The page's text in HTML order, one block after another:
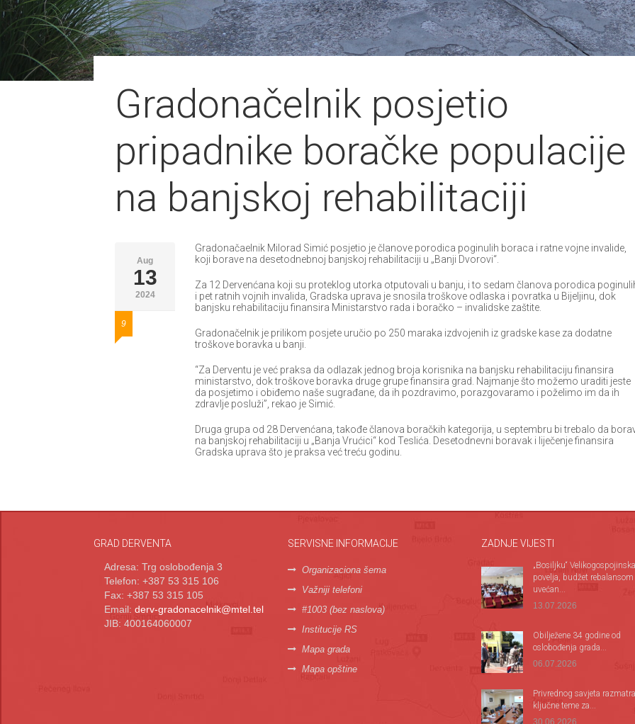
Gradonačelnik posjetio
pripadnike boračke populacije
na banjskoj rehabilitaciji
Aug
13
2024
9
Gradonačaelnik Milorad Simić posjetio je članove porodica poginulih boraca i ratne vojne invalide,
koji borave na desetodnebnoj banjskoj rehabilitaciji u „Banji Dvorovi“.
Za 12 Dervenćana koji su proteklog utorka otputovali u banju, i to sedam članova porodica
i pet ratnih vojnih invalida, Gradska uprava je snosila troškove odlaska i povratka u Bijeljinu, dok
banjsku rehabilitaciju finansira Ministarstvo rada i boračko – invalidske zaštite.
Gradonačelnik je prilikom posjete uručio po 250 maraka izdvojenih iz gradske kase za dodatne
troškove boravka u banji.
“Za Derventu je već praksa da odlazak jednog broja korisnika na banjsku rehabilitaciju finansira
ministarstvo, dok troškove boravka druge grupe finansira grad. Najmanje što možemo uraditi jeste
da posjetimo i obiđemo naše sugrađane, da ih pozdravimo, porazgovaramo i poželimo im da ih
zdravlje posluži”, rekao je Simić.
Druga grupa od 28 Dervenćana, takođe članova boračkih kategorija, u septembru bi trebalo da
na banjskoj rehabilitaciji u „Banja Vrućici“ kod Teslića. Desetodnevni boravak i liječenje finansira
Gradska uprava što je praksa već treću godinu.
GRAD DERVENTA
Adresa: Trg oslobođenja 3
Telefon: +387 53 315 106
Fax: +387 53 315 105
Email: derv-gradonacelnik@mtel.tel
JIB: 400164060007
SERVISNE INFORMACIJE
Organizaciona šema
Važniji telefoni
#1003 (bez naslova)
Institucije RS
Mapa grada
Mapa opštine
ZADNJE VIJESTI
„Bosiljku“ Velikogospojinska
povelja, budžet rebalansom
uvećan...
13.07.2026
Оbilježene 34 godine od
oslobođenja grada...
06.07.2026
Privrednog savjeta
ključne teme za...
30.06.2026